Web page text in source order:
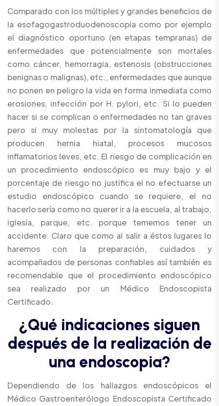
Comparado con los múltiples y grandes beneficios de
la esofagogastroduodenoscopia como por ejemplo
el diagnóstico oportuno (en etapas tempranas) de
enfermedades que potencialmente son mortales
como cáncer, hemorragia, estenosis (obstrucciones
benignas o malignas), etc., enfermedades que aunque
no ponen en peligro la vida en forma inmediata como
erosiones, infección por H. pylori, etc. Si lo pueden
hacer si se complican o enfermedades no tan graves
pero si muy molestas por la sintomatología que
producen hernia hiatal, procesos mucosos
inflamatorios leves, etc. El riesgo de complicación en
un procedimiento endoscópico es muy bajo y el
porcentaje de riesgo no justifica el no efectuarse un
estudio endoscópico cuando se requiere, el no
hacerlo sería como no querer ir a la escuela, al trabajo,
iglesia, parque, etc. porque tememos tener un
accidente. Claro que como al salir a éstos lugares lo
haremos con la preparación, cuidados y
acompañados de personas confiables así también es
recomendable que el procedimiento endoscópico
sea realizado por un Médico Endoscopista
Certificado.
¿Qué ind icaciones siguen
después de a rea ización de
una endoscopia?
Dependiendo de los hallazgos endoscópicos el
Médico Gastroenterólogo Endoscopista Certificado